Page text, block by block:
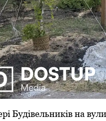
Будівельників на